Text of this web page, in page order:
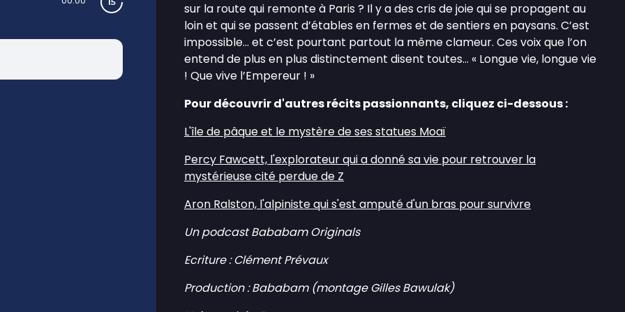
sur la route qui remonte à Paris ? Il y a des cris de joie qui se propagent au
loin et qui se passent d’étables en fermes et de sentiers en paysans. C’est
impossible… et c’est pourtant partout la même clameur. Ces voix que l’on
entend de plus en plus distinctement disent toutes… « Longue vie, longue vie
! Que vive l’Empereur ! »
Pour découvrir d'autres récits passionnants, cliquez ci-dessous :
L'île de pâque et le mystère de ses statues Moaï
Percy Fawcett, l'explorateur qui a donné sa vie pour retrouver la
mystérieuse cité perdue de Z
Aron Ralston, l'alpiniste qui s'est amputé d'un bras pour survivre
Un podcast Bababam Originals
Ecriture : Clément Prévaux
Production : Bababam (montage Gilles Bawulak)